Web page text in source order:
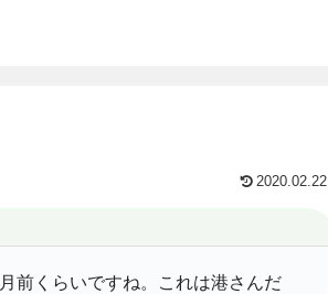
2020.02.22
前くらいですね。これは港さんだ